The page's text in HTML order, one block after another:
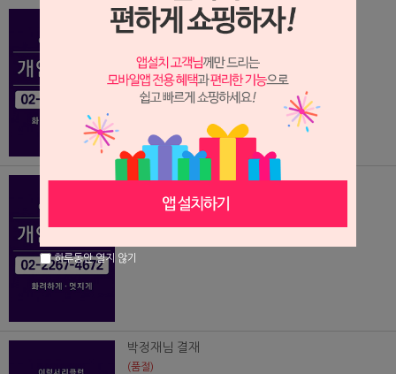
이상범님 결재
(품절)
임현빈님결재
박정재님 결재
(품절)
하루동안 열지 않기